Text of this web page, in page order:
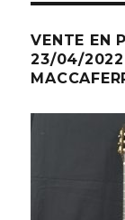
VENTE EN
23/04/2022